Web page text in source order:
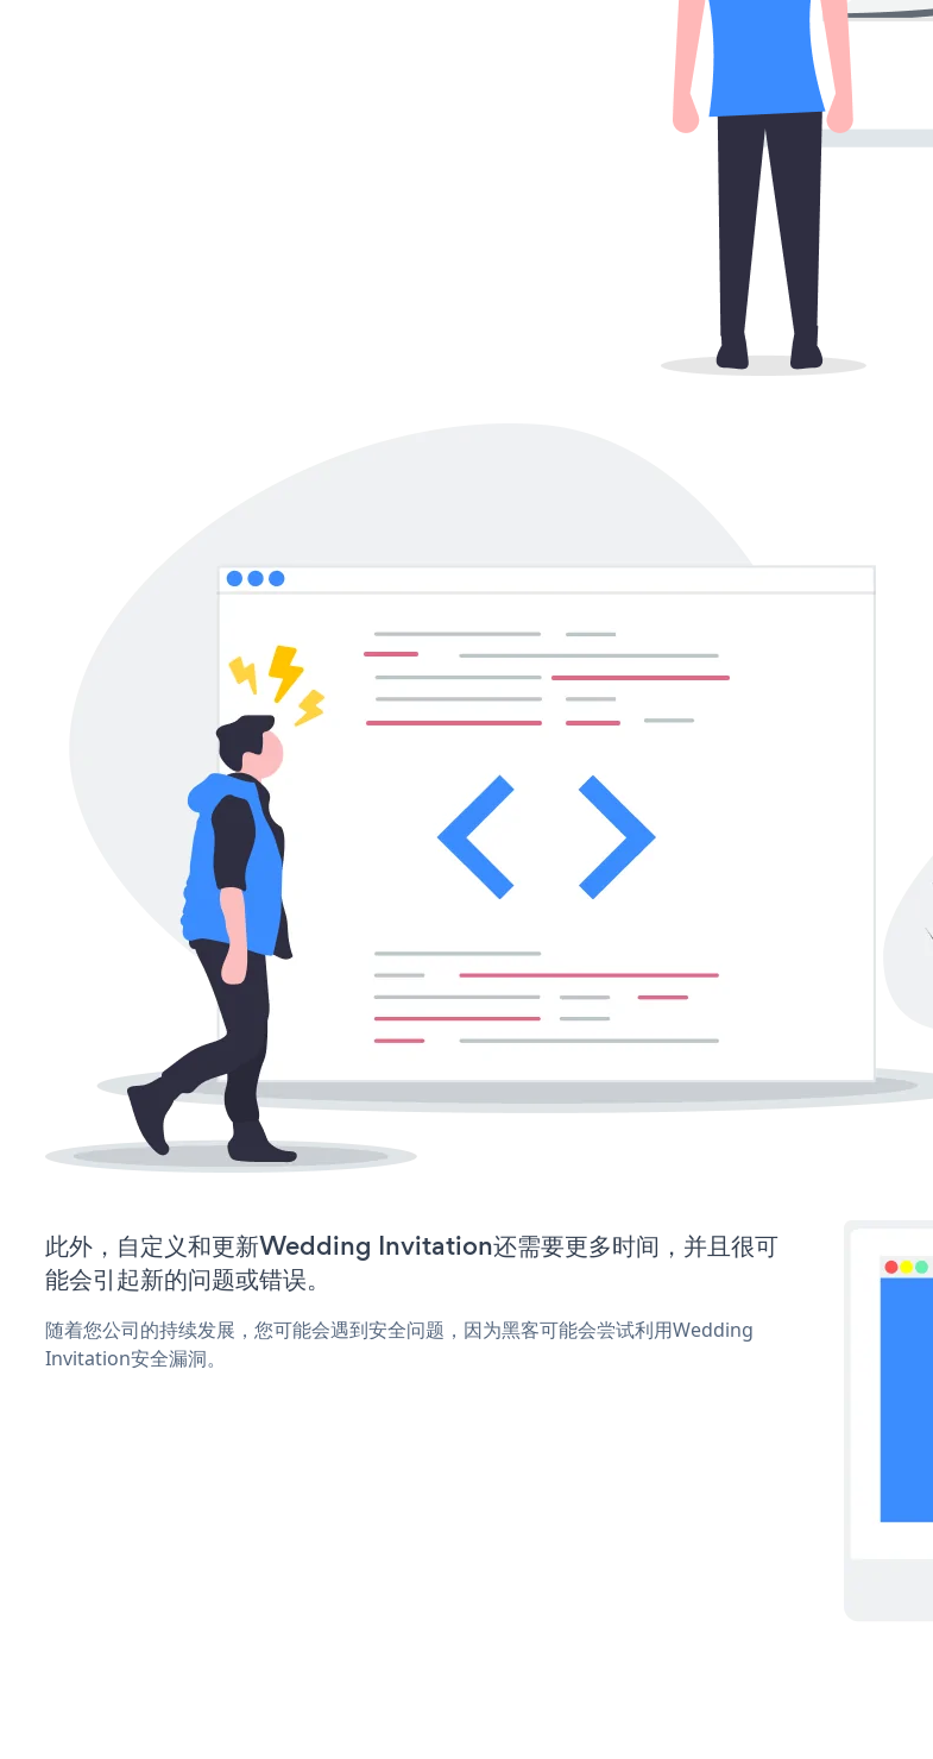
此外，自定义和更新Wedding Invitation还需要更多时间，并且很可
能会引起新的问题或错误。
随着您公司的持续发展，您可能会遇到安全问题，因为黑客可能会尝试利用Wedding
Invitation安全漏洞。